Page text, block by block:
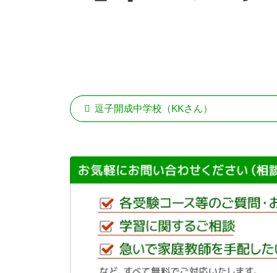
逗子開成中学校（KKさん）